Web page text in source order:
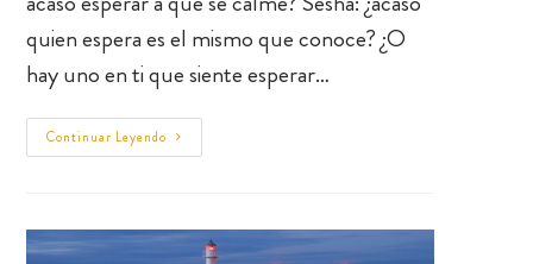
quien espera es el mismo que conoce? ¿O
hay uno en ti que siente esperar…
Continuar Leyendo